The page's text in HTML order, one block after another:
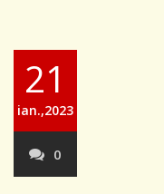
21
ian.,2023
0